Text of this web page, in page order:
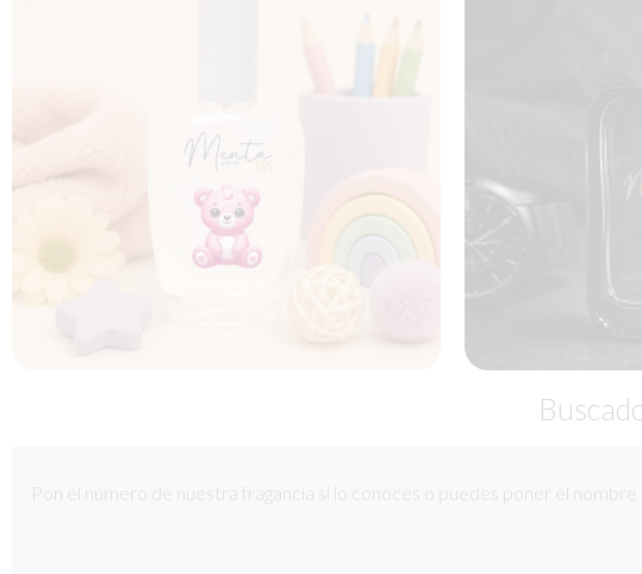
Pon el número de nuestra fragancia si lo conoces o puedes poner el